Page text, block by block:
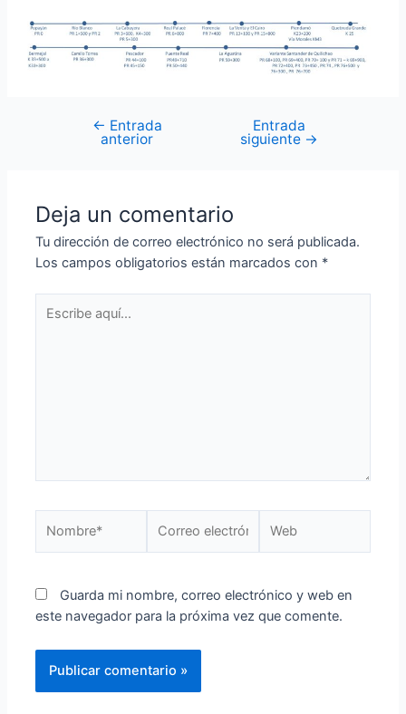
← Entrada
anterior
Entrada
siguiente →
Deja un comentario
Tu dirección de correo electrónico no será publicada.
Los campos obligatorios están marcados con *
Guarda mi nombre, correo electrónico y web en
este navegador para la próxima vez que comente.